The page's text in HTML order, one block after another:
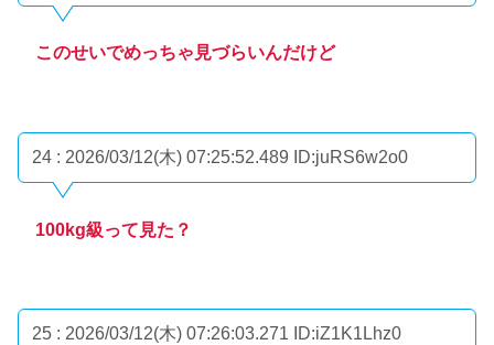
このせいでめっちゃ見づらいんだけど
24 : 2026/03/12(木) 07:25:52.489 ID:juRS6w2o0
100kg級って見た？
25 : 2026/03/12(木) 07:26:03.271 ID:iZ1K1Lhz0